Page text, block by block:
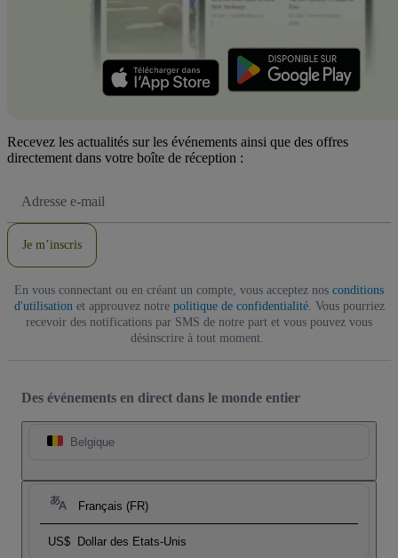
Recevez les actualités sur les événements ainsi que des offres
directement dans votre boîte de réception :
e-
Je m’inscris
En vous connectant ou en créant un compte, vous acceptez nos conditions
d'utilisationet approuvez notre politique de confidentialité. Vous pourriez
recevoir des notifications par SMS de notre part et vous pouvez vous
désinscrire à tout moment.
Des événements en direct dans le monde entier
Belgique
Français (FR)
US$ Dollar des Etats-Unis